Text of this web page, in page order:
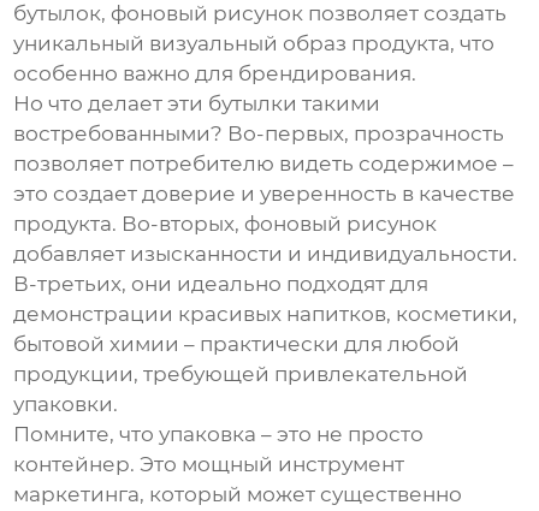
бутылок, фоновый рисунок позволяет создать
уникальный визуальный образ продукта, что
особенно важно для брендирования.
Но что делает эти бутылки такими
востребованными? Во-первых, прозрачность
позволяет потребителю видеть содержимое –
это создает доверие и уверенность в качестве
продукта. Во-вторых, фоновый рисунок
добавляет изысканности и индивидуальности.
В-третьих, они идеально подходят для
демонстрации красивых напитков, косметики,
бытовой химии – практически для любой
продукции, требующей привлекательной
упаковки.
Помните, что упаковка – это не просто
контейнер. Это мощный инструмент
маркетинга, который может существенно